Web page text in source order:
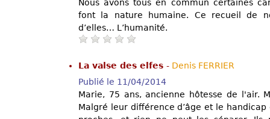
Nous avons tous en commun certaines
font la nature humaine. Ce recueil de
d’elles… L’humanité.
La valse des elfes - Denis FERRIER
Publié le 11/04/2014
Marie, 75 ans, ancienne hôtesse de l'air.
Malgré leur différence d’âge et le